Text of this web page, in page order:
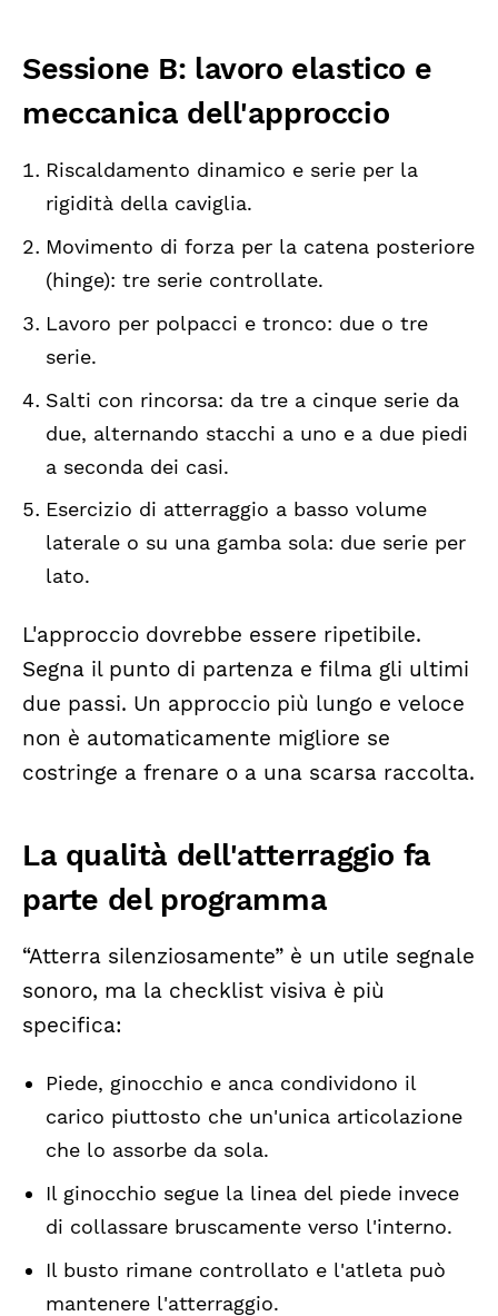
Sessione B: lavoro elastico e
meccanica dell'approccio
Riscaldamento dinamico e serie per la
rigidità della caviglia.
Movimento di forza per la catena posteriore
(hinge): tre serie controllate.
Lavoro per polpacci e tronco: due o tre
serie.
Salti con rincorsa: da tre a cinque serie da
due, alternando stacchi a uno e a due piedi
a seconda dei casi.
Esercizio di atterraggio a basso volume
laterale o su una gamba sola: due serie per
lato.
L'approccio dovrebbe essere ripetibile.
Segna il punto di partenza e filma gli ultimi
due passi. Un approccio più lungo e veloce
non è automaticamente migliore se
costringe a frenare o a una scarsa raccolta.
La qualità dell'atterraggio fa
parte del programma
“Atterra silenziosamente” è un utile segnale
sonoro, ma la checklist visiva è più
specifica:
Piede, ginocchio e anca condividono il
carico piuttosto che un'unica articolazione
che lo assorbe da sola.
Il ginocchio segue la linea del piede invece
di collassare bruscamente verso l'interno.
Il busto rimane controllato e l'atleta può
mantenere l'atterraggio.